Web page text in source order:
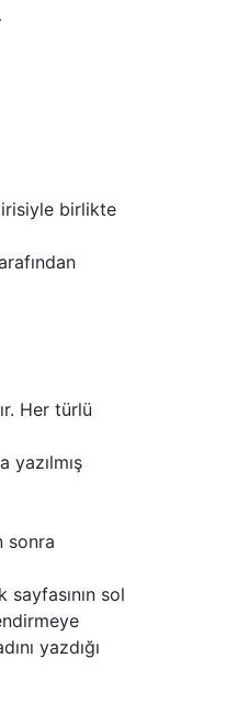
birlikte
Her türlü
yazılmış
sonra
sol
yazdığı